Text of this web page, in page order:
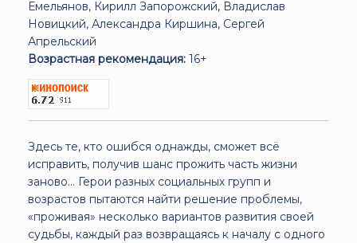
Емельянов, Кирилл Запорожский, Владислав
Новицкий, Александра Киршина, Сергей
Апрельский
Возрастная рекомендация: 16+
Здесь те, кто ошибся однажды, сможет всё
исправить, получив шанс прожить часть жизни
заново... Герои разных социальных групп и
возрастов пытаются найти решение проблемы,
«проживая» несколько вариантов развития своей
судьбы, каждый раз возвращаясь к началу с одного